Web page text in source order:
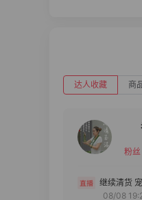
达人收藏 商
粉
继续清货
08/08